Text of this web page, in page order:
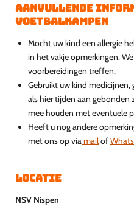
Aanvullende
Voetbalkampen
Mocht uw kind een allergie
in het vakje opmerkingen.
voorbereidingen treffen.
Gebruikt uw kind
als hier tijden aan gebonden
mee houden met eventuele
Heeft u nog andere
met ons op viamailof
Locatie
NSV Nispen